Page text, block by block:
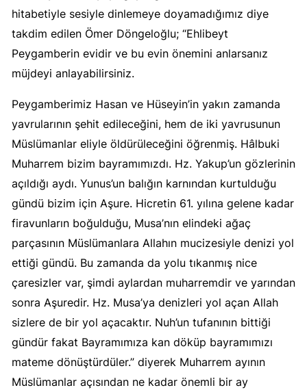
hitabetiyle sesiyle dinlemeye doyamadığımız diye
takdim edilen Ömer Döngeloğlu; “Ehlibeyt
Peygamberin evidir ve bu evin önemini anlarsanız
müjdeyi anlayabilirsiniz.
Peygamberimiz Hasan ve Hüseyin’in yakın zamanda
yavrularının şehit edileceğini, hem de iki yavrusunun
Müslümanlar eliyle öldürüleceğini öğrenmiş. Hâlbuki
Muharrem bizim bayramımızdı. Hz. Yakup’un gözlerinin
açıldığı aydı. Yunus’un balığın karnından kurtulduğu
gündü bizim için Aşure. Hicretin 61. yılına gelene kadar
firavunların boğulduğu, Musa’nın elindeki ağaç
parçasının Müslümanlara Allahın mucizesiyle denizi yol
ettiği gündü. Bu zamanda da yolu tıkanmış nice
çaresizler var, şimdi aylardan muharremdir ve yarından
sonra Aşuredir. Hz. Musa’ya denizleri yol açan Allah
sizlere de bir yol açacaktır. Nuh’un tufanının bittiği
gündür fakat Bayramımıza kan döküp bayramımızı
mateme dönüştürdüler.” diyerek Muharrem ayının
Müslümanlar açısından ne kadar önemli bir ay